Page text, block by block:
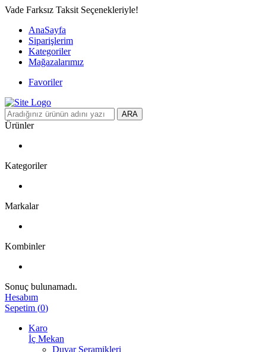
Vade Farksız Taksit Seçenekleriyle!
AnaSayfa
Siparişlerim
Kategoriler
Mağazalarımız
Favoriler
ARA
Ürünler
Kategoriler
Markalar
Kombinler
Sonuç bulunamadı.
Hesabım
Sepetim (0)
Karo
İç Mekan
Duvar Seramikleri